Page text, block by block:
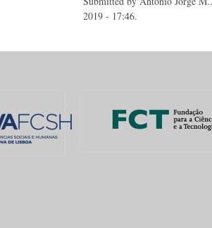
2019 - 17:46.